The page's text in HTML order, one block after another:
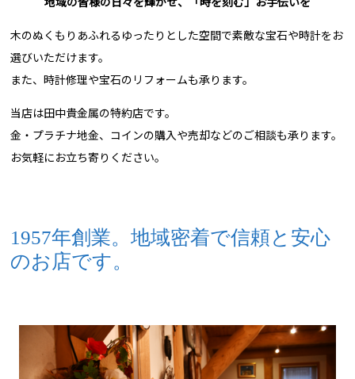
木のぬくもりあふれるゆったりとした空間で素敵な宝石や時計をお
選びいただけます。
また、時計修理や宝石のリフォームも承ります。
当店は田中貴金属の特約店です。
金・プラチナ地金、コインの購入や売却などのご相談も承ります。
お気軽にお立ち寄りください。
1957年創業。地域密着で信頼と安心
のお店です。